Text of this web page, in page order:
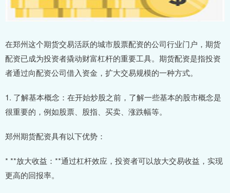
在郑州这个期货交易活跃的城市股票配资的公司行业门户，期货
配资已成为投资者撬动财富杠杆的重要工具。期货配资是指投资
者通过向配资公司借入资金，扩大交易规模的一种方式。
1. 了解基本概念：在开始炒股之前，了解一些基本的股市概念是
很重要的，例如股票、股指、买卖、涨跌幅等。
郑州期货配资具有以下优势：
* **放大收益：**通过杠杆效应，投资者可以放大交易收益，实现
更高的回报率。